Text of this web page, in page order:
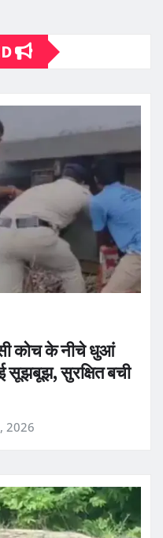
कोच के नीचे धुआं
सूझबूझ, सुरक्षित बची
2026